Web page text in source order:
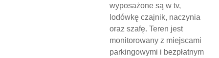
wyposażone są w tv,
lodówkę czajnik, naczynia
oraz szafę. Teren jest
monitorowany z miejscami
parkingowymi i bezpłatnym